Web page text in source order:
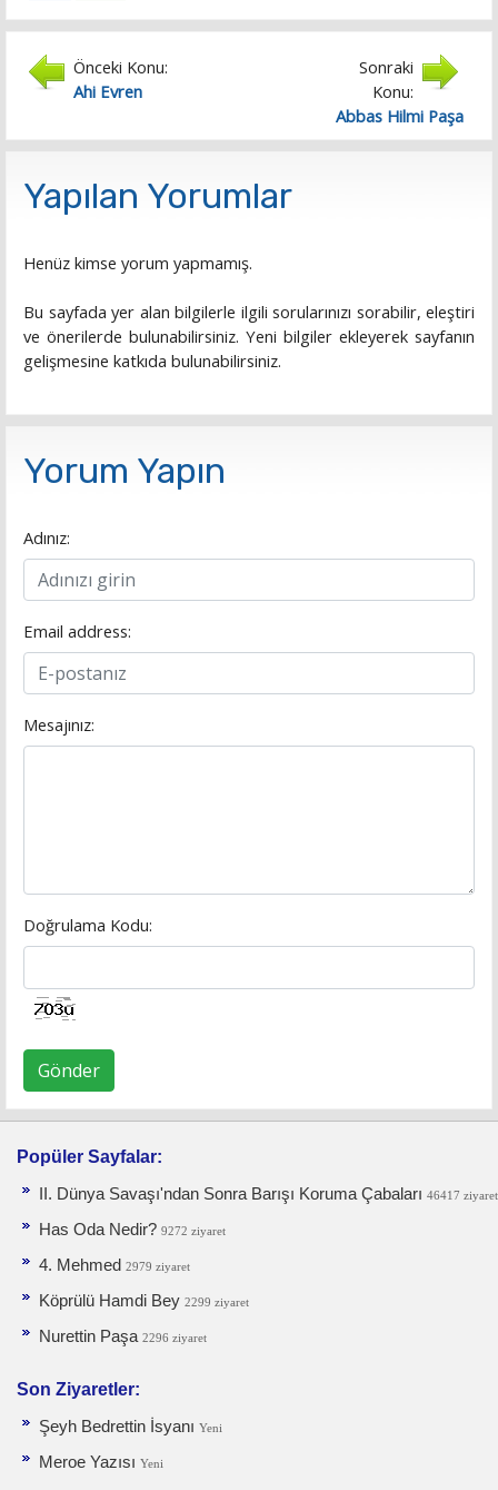
Önceki Konu:
Ahi Evren
Sonraki
Konu:
Abbas Hilmi Paşa
Yapılan Yorumlar
Henüz kimse yorum yapmamış.
Bu sayfada yer alan bilgilerle ilgili sorularınızı sorabilir, eleştiri
ve önerilerde bulunabilirsiniz. Yeni bilgiler ekleyerek sayfanın
gelişmesine katkıda bulunabilirsiniz.
Yorum Yapın
Adınız:
Email address:
Mesajınız:
Doğrulama Kodu:
Gönder
Popüler Sayfalar:
II. Dünya Savaşı'ndan Sonra Barışı Koruma Ça­baları 46417 ziyaret
Has Oda Nedir? 9272 ziyaret
4. Mehmed 2979 ziyaret
Köprülü Hamdi Bey 2299 ziyaret
Nurettin Paşa 2296 ziyaret
Son Ziyaretler:
Şeyh Bedrettin İsyanı Yeni
Meroe Yazısı Yeni